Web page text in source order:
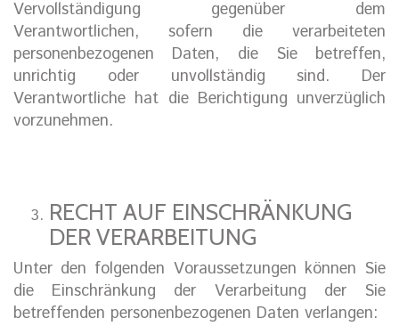
Vervollständigung gegenüber dem
Verantwortlichen, sofern die verarbeiteten
personenbezogenen Daten, die Sie betreffen,
unrichtig oder unvollständig sind. Der
Verantwortliche hat die Berichtigung unverzüglich
vorzunehmen.
RECHT AUF EINSCHRÄNKUNG
DER VERARBEITUNG
Unter den folgenden Voraussetzungen können Sie
die Einschränkung der Verarbeitung der Sie
betreffenden personenbezogenen Daten verlangen: